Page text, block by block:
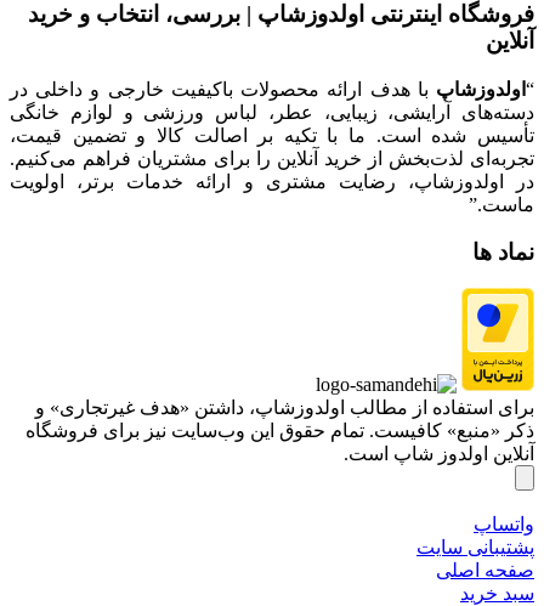
فروشگاه اینترنتی اولدوزشاپ | بررسی، انتخاب و خرید
آنلاین
“ اولدوزشاپ با هدف ارائه محصولات باکیفیت خارجی و داخلی در
دسته‌های آرایشی، زیبایی، عطر، لباس ورزشی و لوازم خانگی
تأسیس شده است. ما با تکیه بر اصالت کالا و تضمین قیمت،
تجربه‌ای لذت‌بخش از خرید آنلاین را برای مشتریان فراهم می‌کنیم.
در اولدوزشاپ، رضایت مشتری و ارائه خدمات برتر، اولویت
ماست.”
نماد ها
برای استفاده از مطالب اولدوزشاپ، داشتن «هدف غیرتجاری» و
ذکر «منبع» کافیست. تمام حقوق اين وب‌سايت نیز برای فروشگاه
آنلاین اولدوز شاپ است.
واتساپ
پشتیبانی سایت
صفحه اصلی
سبد خرید